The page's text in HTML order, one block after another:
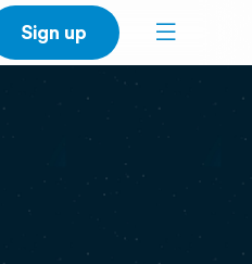
Sign up